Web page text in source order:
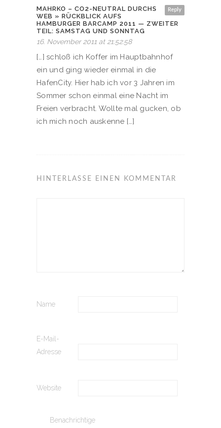
Reply
MAHRKO – CO2-NEUTRAL DURCHS
WEB » RÜCKBLICK AUFS
HAMBURGER BARCAMP 2011 — ZWEITER
TEIL: SAMSTAG UND SONNTAG
16. November 2011 at 21:52:58
[…] schloß ich Koffer im Hauptbahnhof
ein und ging wieder einmal in die
HafenCity. Hier hab ich vor 3 Jahren im
Sommer schon einmal eine Nacht im
Freien verbracht. Wollte mal gucken, ob
ich mich noch auskenne […]
HINTERLASSE EINEN KOMMENTAR
Name
E-Mail-
Adresse
Website
Benachrichtige